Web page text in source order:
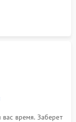
время. Заберет